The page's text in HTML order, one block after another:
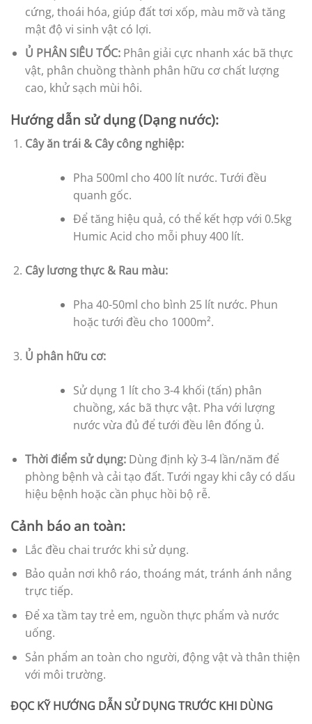
cứng, thoái hóa, giúp đất tơi xốp, màu mỡ và tăng
mật độ vi sinh vật có lợi.
Ủ PHÂN SIÊU TỐC:Phân giải cực nhanh xác bã thực
vật, phân chuồng thành phân hữu cơ chất lượng
cao, khử sạch mùi hôi.
Hướng dẫn sử dụng (Dạng nước):
Cây ăn trái & Cây công nghiệp:
Pha 500ml cho 400 lít nước. Tưới đều
quanh gốc.
Để tăng hiệu quả, có thể kết hợp với 0.5kg
Humic Acid cho mỗi phuy 400 lít.
Cây lương thực & Rau màu:
Pha 40-50ml cho bình 25 lít nước. Phun
hoặc tưới đều cho 1000m².
Ủ phân hữu cơ:
Sử dụng 1 lít cho 3-4 khối (tấn) phân
chuồng, xác bã thực vật. Pha với lượng
nước vừa đủ để tưới đều lên đống ủ.
Thời điểm sử dụng:Dùng định kỳ 3-4 lần/năm để
phòng bệnh và cải tạo đất. Tưới ngay khi cây có dấu
hiệu bệnh hoặc cần phục hồi bộ rễ.
Cảnh báo an toàn:
Lắc đều chai trước khi sử dụng.
Bảo quản nơi khô ráo, thoáng mát, tránh ánh nắng
trực tiếp.
Để xa tầm tay trẻ em, nguồn thực phẩm và nước
uống.
Sản phẩm an toàn cho người, động vật và thân thiện
với môi trường.
ĐỌC KỸ HƯỚNG DẪN SỬ DỤNG TRƯỚC KHI DÙNG